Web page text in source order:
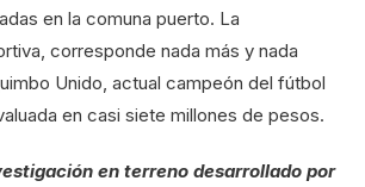
en la comuna puerto. La
corresponde nada más y nada
Unido, actual campeón del fútbol
en casi siete millones de pesos.
en terreno desarrollado por